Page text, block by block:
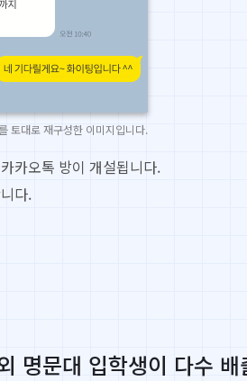
토대로 재구성한 이미지입니다.
카오톡 방이 개설됩니다.
다.
문대 입학생이 다수 배